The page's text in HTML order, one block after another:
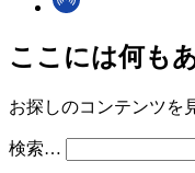
ここには何も
お探しのコンテンツを
検索…